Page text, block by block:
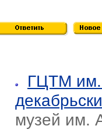
ГЦТМ им.
музей им.